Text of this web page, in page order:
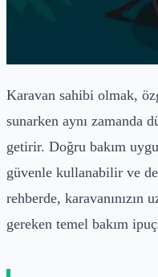
Karavan sahibi olmak,
sunarken aynı zamanda
getirir. Doğru bakım
güvenle kullanabilir ve
rehberde,
gereken temel bakım